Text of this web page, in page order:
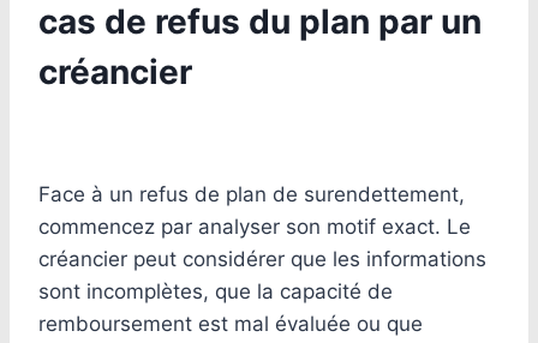
cas de refus du plan par un
créancier
Face à un refus de plan de surendettement,
commencez par analyser son motif exact. Le
créancier peut considérer que les informations
sont incomplètes, que la capacité de
remboursement est mal évaluée ou que